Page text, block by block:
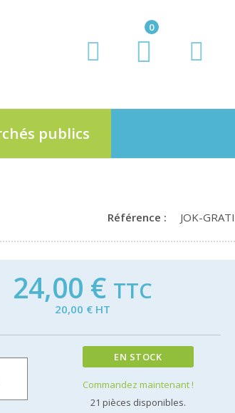
0
publics
Référence : JOK-GRATI
24,00 € TTC
20,00 € HT
EN STOCK
Commandez maintenant !
21 pièces disponibles.